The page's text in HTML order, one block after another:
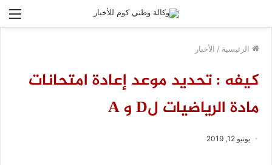
الرئيسية / الأخبار
كيفه : تحديد ﻣﻮﻋﺪ ﺇﻋﺎﺩﺓ ﺍﻣﺘﺤﺎﻧﺎﺕ
ﻣﺎﺩﺓ ﺍﻟﺮﻳﺎﺿﻴﺎﺕ لD و A
يونيو 12, 2019